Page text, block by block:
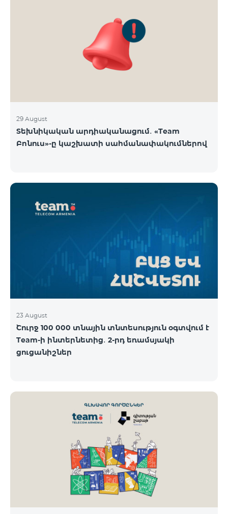
29 August
Տեխնիկական արդիականացում․ «Team
Բոնուս»-ը կաշխատի սահմանափակումներով
23 August
Շուրջ 100 000 տնային տնտեսություն օգտվում է
Team-ի ինտերնետից․ 2-րդ եռամսյակի
ցուցանիշներ